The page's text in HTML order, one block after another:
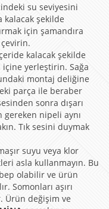
su seviyesini
kalacak şekilde
için şamandıra
kalacak şekilde
yerleştirin. Sağa
montaj deliğine
parça ile beraber
sonra dışarı
gereken nipeli aynı
Tık sesini duymak
suyu veya klor
asla kullanmayın. Bu
olabilir ve ürün
Somonları aşırı
Ürün değişim ve